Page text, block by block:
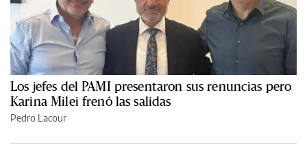
Los jefes del PAMI presentaron sus renuncias pero
Karina Milei frenó las salidas
Pedro Lacour